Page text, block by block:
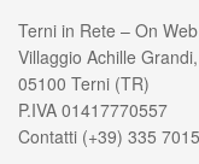
Terni in Rete – On Web
Villaggio Achille
05100 Terni (TR)
P.IVA 01417770557
Contatti (+39) 335